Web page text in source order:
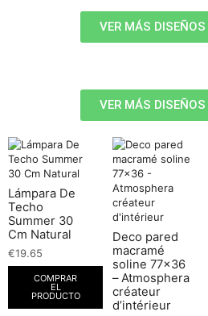
VER MÁS
VER MÁS
Lámpara De
Techo
Summer 30
Cm Natural
€19.65
COMPRAR
EL
PRODUCTO
Deco pared
macramé
soline 77×36
– Atmosphera
créateur
d’intérieur